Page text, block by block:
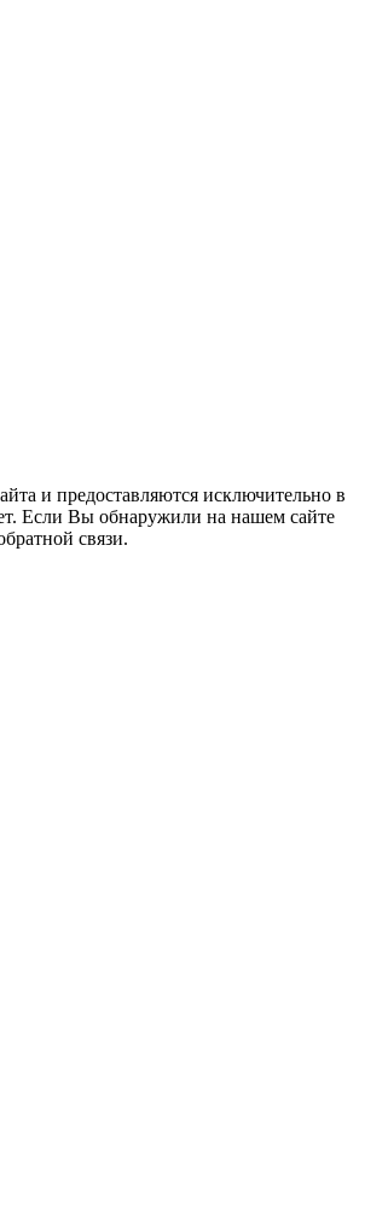
и предоставляются исключительно в
Если Вы обнаружили на нашем сайте
связи.